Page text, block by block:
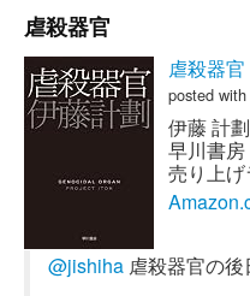
虐殺器官
虐殺器
posted with
伊藤 計劃
早川書房
売り上
@jishiha 虐殺器官の後